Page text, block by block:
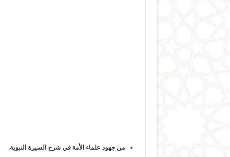
من جهود علماء الأمة في شرح السيرة النبوية.